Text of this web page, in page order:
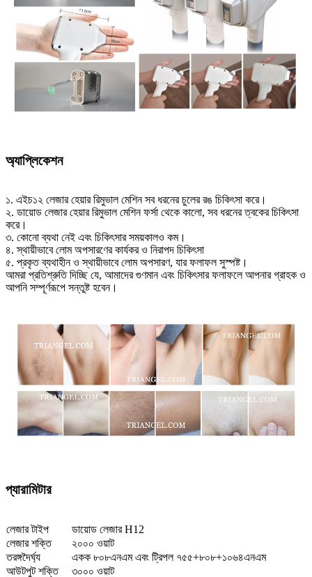
অ্যাপ্লিকেশন
১. এইচ১২ লেজার হেয়ার রিমুভাল মেশিন সব ধরনের চুলের রঙ চিকিৎসা করে।
২. ডায়োড লেজার হেয়ার রিমুভাল মেশিন ফর্সা থেকে কালো, সব ধরনের ত্বকের চিকিৎসা
করে।
৩. কোনো ব্যথা নেই এবং চিকিৎসার সময়কালও কম।
৪. স্থায়ীভাবে লোম অপসারণের কার্যকর ও নিরাপদ চিকিৎসা
৫. প্রকৃত ব্যথাহীন ও স্থায়ীভাবে লোম অপসারণ, যার ফলাফল সুস্পষ্ট।
আমরা প্রতিশ্রুতি দিচ্ছি যে, আমাদের গুণমান এবং চিকিৎসার ফলাফলে আপনার গ্রাহক ও
আপনি সম্পূর্ণরূপে সন্তুষ্ট হবেন।
প্যারামিটার
লেজার টাইপ
ডায়োড লেজার H12
লেজার শক্তি
২০০০ ওয়াট
তরঙ্গদৈর্ঘ্য
একক ৮০৮এনএম এবং ট্রিপল ৭৫৫+৮০৮+১০৬৪এনএম
আউটপুট শক্তি
৩০০০ ওয়াট